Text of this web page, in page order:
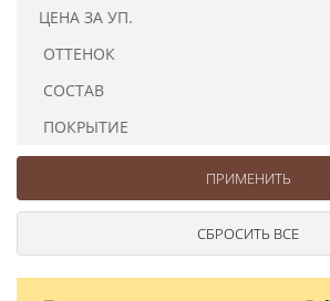
ЦЕНА ЗА УП.
ОТТЕНОК
СОСТАВ
ПОКРЫТИЕ
Ушковые
Цепочки шарики с замком
Ткани
Сумочная фурнитура